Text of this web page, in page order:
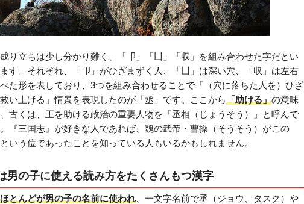
り立ちは少し分かり難く、「卩」「凵」「収」を組み合わせた字だとい
す。それぞれ、「卩」がひざまずく人、「凵」は深い穴、「収」は左右
た形を表しており、3つを組み合わせることで「（穴に落ちた人を）ひざ
い上げる」情景を表現したのが「丞」です。ここから「助ける」の意味
古くは、王を助ける政治の重要人物を「丞相（じょうそう）」と呼んで
『三国志』が好きな人であれば、魏の武帝・曹操（そうそう）がこの
いう位であったことを知っている人もいるかもしれません。
男の子に使える読み方をたくさんもつ漢字
とんどが男の子の名前に使われ 、一文字名前で丞（ジョウ、タスク）や